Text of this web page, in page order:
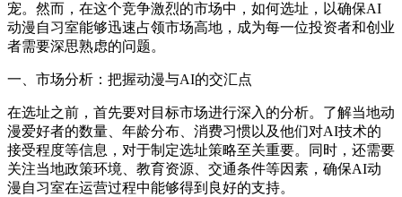
宠。然而，在这个竞争激烈的市场中，如何选址，以确保AI
动漫自习室能够迅速占领市场高地，成为每一位投资者和创业
者需要深思熟虑的问题。
一、市场分析：把握动漫与AI的交汇点
在选址之前，首先要对目标市场进行深入的分析。了解当地动
漫爱好者的数量、年龄分布、消费习惯以及他们对AI技术的
接受程度等信息，对于制定选址策略至关重要。同时，还需要
关注当地政策环境、教育资源、交通条件等因素，确保AI动
漫自习室在运营过程中能够得到良好的支持。